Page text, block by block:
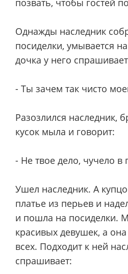
позвать, чтобы гостей
Однажды наследник
посиделки, умывается
дочка у него
- Ты зачем так чисто
Разозлился наследник,
кусок мыла и говорит:
- Не твое дело, чучело в
Ушел наследник. А
платье из перьев и
и пошла на посиделки.
красивых девушек, а
всех. Подходит к ней
спрашивает: